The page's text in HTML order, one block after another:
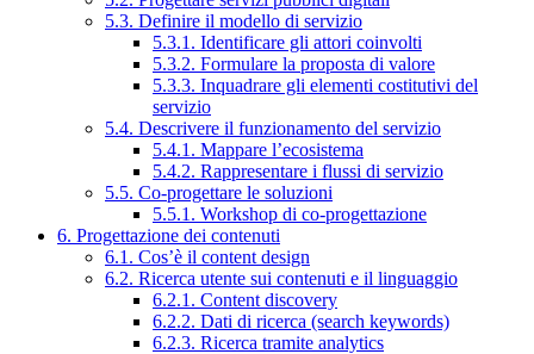
5.3. Definire il modello di servizio
5.3.1. Identificare gli attori coinvolti
5.3.2. Formulare la proposta di valore
5.3.3. Inquadrare gli elementi costitutivi del
servizio
5.4. Descrivere il funzionamento del servizio
5.4.1. Mappare l’ecosistema
5.4.2. Rappresentare i flussi di servizio
5.5. Co-progettare le soluzioni
5.5.1. Workshop di co-progettazione
6. Progettazione dei contenuti
6.1. Cos’è il content design
6.2. Ricerca utente sui contenuti e il linguaggio
6.2.1. Content discovery
6.2.2. Dati di ricerca (search keywords)
6.2.3. Ricerca tramite analytics